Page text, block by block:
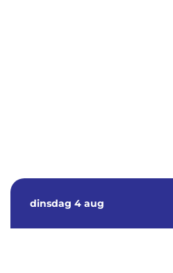
dinsdag 4 aug